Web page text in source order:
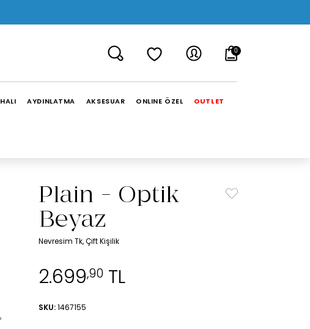
0
HALI AYDINLATMA AKSESUAR ONLINE ÖZEL OUTLET
Plain - Optik
Beyaz
Nevresim Tk, Çift Kişilik
2.699,90TL
SKU: 1467155